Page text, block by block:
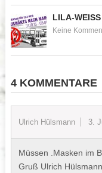
LILA-
Keine
4 KOMMENTARE
Ulrich Hülsmann 3.
Müssen .Masken im
Gruß Ulrich Hülsmann